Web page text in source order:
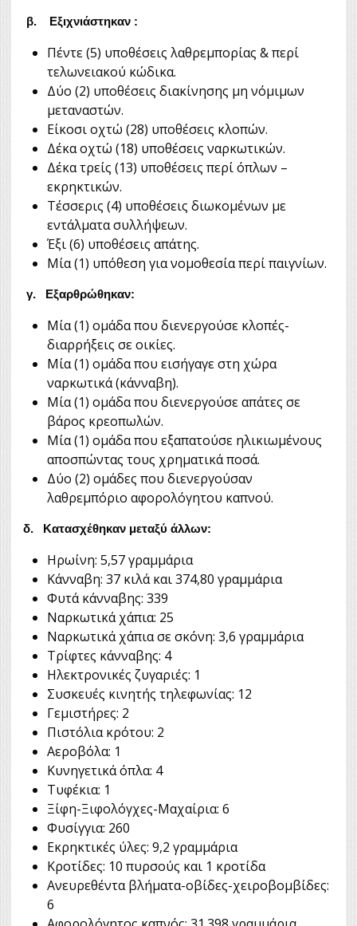
β. Εξιχνιάστηκαν :
Πέντε (5) υποθέσεις λαθρεμπορίας & περί
τελωνειακού κώδικα.
Δύο (2) υποθέσεις διακίνησης μη νόμιμων
μεταναστών.
Είκοσι οχτώ (28) υποθέσεις κλοπών.
Δέκα οχτώ (18) υποθέσεις ναρκωτικών.
Δέκα τρείς (13) υποθέσεις περί όπλων –
εκρηκτικών.
Τέσσερις (4) υποθέσεις διωκομένων με
εντάλματα συλλήψεων.
Έξι (6) υποθέσεις απάτης.
Μία (1) υπόθεση για νομοθεσία περί παιγνίων.
γ. Εξαρθρώθηκαν:
Μία (1) ομάδα που διενεργούσε κλοπές-
διαρρήξεις σε οικίες.
Μία (1) ομάδα που εισήγαγε στη χώρα
ναρκωτικά (κάνναβη).
Μία (1) ομάδα που διενεργούσε απάτες σε
βάρος κρεοπωλών.
Μία (1) ομάδα που εξαπατούσε ηλικιωμένους
αποσπώντας τους χρηματικά ποσά.
Δύο (2) ομάδες που διενεργούσαν
λαθρεμπόριο αφορολόγητου καπνού.
δ. Κατασχέθηκαν μεταξύ άλλων:
Ηρωίνη: 5,57 γραμμάρια
Κάνναβη: 37 κιλά και 374,80 γραμμάρια
Φυτά κάνναβης: 339
Ναρκωτικά χάπια: 25
Ναρκωτικά χάπια σε σκόνη: 3,6 γραμμάρια
Τρίφτες κάνναβης: 4
Ηλεκτρονικές ζυγαριές: 1
Συσκευές κινητής τηλεφωνίας: 12
Γεμιστήρες: 2
Πιστόλια κρότου: 2
Αεροβόλα: 1
Κυνηγετικά όπλα: 4
Τυφέκια: 1
Ξίφη-Ξιφολόγχες-Μαχαίρια: 6
Φυσίγγια: 260
Εκρηκτικές ύλες: 9,2 γραμμάρια
Κροτίδες: 10 πυρσούς και 1 κροτίδα
Ανευρεθέντα βλήματα-οβίδες-χειροβομβίδες:
6